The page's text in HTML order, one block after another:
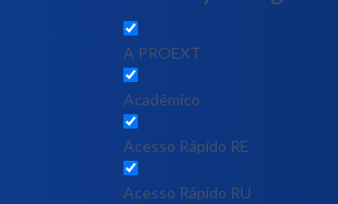
A PROEXT
Acadêmico
Acesso Rápido RE
Acesso Rápido RU